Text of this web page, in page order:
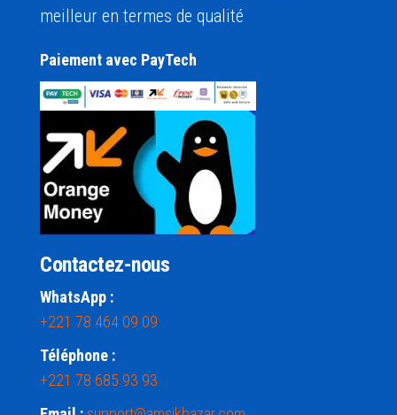
meilleur en termes de qualité
Paiement avec PayTech
Contactez-nous
WhatsApp :
+221 78 464 09 09
Téléphone :
+221 78 685 93 93